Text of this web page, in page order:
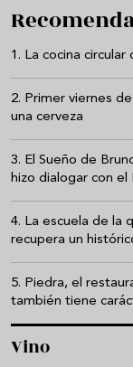
La cocina
Primer viernes
una cerveza
El Sueño de
hizo dialogar con el
La escuela de la
recupera un
Piedra, el
también tiene
Vino